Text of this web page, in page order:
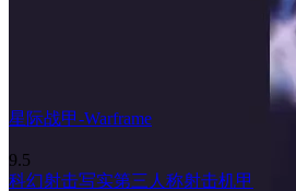
星际战甲-Warframe
9.5
科幻射击写实第三人称射击机甲